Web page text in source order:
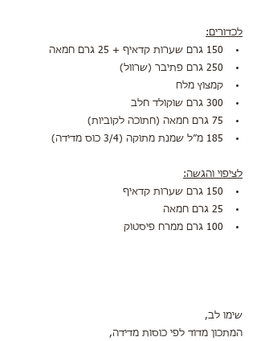
לכדורים:
150 גרם שערות קדאיף + 25 גרם חמאה
250 גרם פתיבר (שרוול)
קמצוץ מלח
300 גרם שוקולד חלב
75 גרם חמאה (חתוכה לקוביות)
185 מ״ל שמנת מתוקה (3/4 כוס מדידה)
לציפוי והגשה:
150 גרם שערות קדאיף
25 גרם חמאה
100 גרם ממרח פיסטוק
שימו לב,
המתכון מדוד לפי כוסות מדידה,